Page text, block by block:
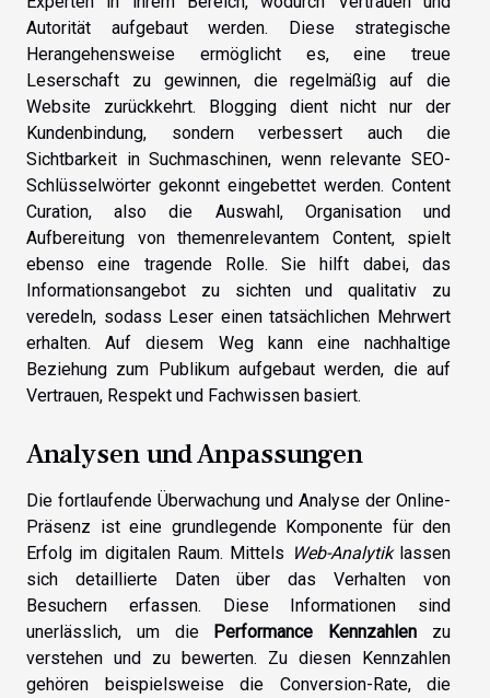
Autorität aufgebaut werden. Diese strategische
Herangehensweise ermöglicht es, eine treue
Leserschaft zu gewinnen, die regelmäßig auf die
Website zurückkehrt. Blogging dient nicht nur der
Kundenbindung, sondern verbessert auch die
Sichtbarkeit in Suchmaschinen, wenn relevante SEO-
Schlüsselwörter gekonnt eingebettet werden. Content
Curation, also die Auswahl, Organisation und
Aufbereitung von themenrelevantem Content, spielt
ebenso eine tragende Rolle. Sie hilft dabei, das
Informationsangebot zu sichten und qualitativ zu
veredeln, sodass Leser einen tatsächlichen Mehrwert
erhalten. Auf diesem Weg kann eine nachhaltige
Beziehung zum Publikum aufgebaut werden, die auf
Vertrauen, Respekt und Fachwissen basiert.
Analysen und Anpassungen
Die fortlaufende Überwachung und Analyse der Online-
Präsenz ist eine grundlegende Komponente für den
Erfolg im digitalen Raum. Mittels Web-Analytiklassen
sich detaillierte Daten über das Verhalten von
Besuchern erfassen. Diese Informationen sind
unerlässlich, um die Performance Kennzahlen zu
verstehen und zu bewerten. Zu diesen Kennzahlen
gehören beispielsweise die Conversion-Rate, die